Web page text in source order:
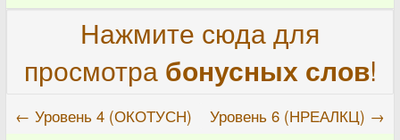
Нажмите сюда для
просмотра бонусных слов!
← Уровень 4 (ОКОТУСН) Уровень 6 (НРЕАЛКЦ) →